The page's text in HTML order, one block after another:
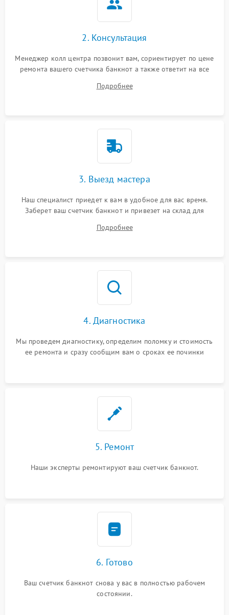
2. Консультация
Менеджер колл центра позвонит вам, сориентирует по цене
ремонта вашего счетчика банкнот а также ответит на все
Подробнее
3. Выезд мастера
Наш специалист приедет к вам в удобное для вас время.
Заберет ваш счетчик банкнот и привезет на склад для
Подробнее
4. Диагностика
Мы проведем диагностику, определим поломку и стоимость
ее ремонта и сразу сообщим вам о сроках ее починки
5. Ремонт
Наши эксперты ремонтируют ваш счетчик банкнот.
6. Готово
Ваш счетчик банкнот снова у вас в полностью рабочем
состоянии.